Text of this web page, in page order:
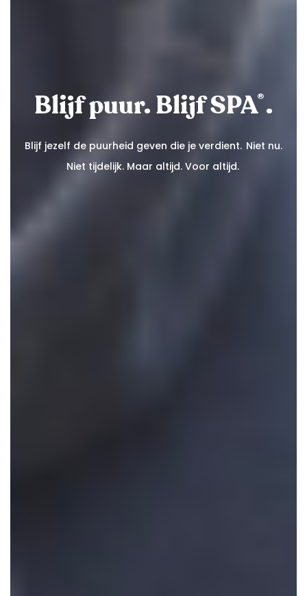
Blijf puur. Blijf SPA® .
Blijf jezelf de puurheid geven die je verdient. ​ Niet nu.
Niet tijdelijk. Maar altijd. Voor altijd. ​